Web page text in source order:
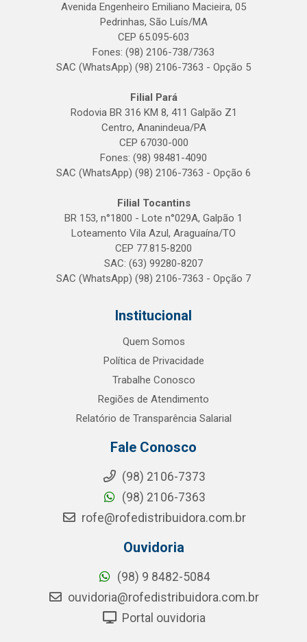
Avenida Engenheiro Emiliano Macieira, 05
Pedrinhas, São Luís/MA
CEP 65.095-603
Fones: (98) 2106-738/7363
SAC (WhatsApp) (98) 2106-7363 - Opção 5
Filial Pará
Rodovia BR 316 KM 8, 411 Galpão Z1
Centro, Ananindeua/PA
CEP 67030-000
Fones: (98) 98481-4090
SAC (WhatsApp) (98) 2106-7363 - Opção 6
Filial Tocantins
BR 153, n°1800 - Lote n°029A, Galpão 1
Loteamento Vila Azul, Araguaína/TO
CEP 77.815-8200
SAC: (63) 99280-8207
SAC (WhatsApp) (98) 2106-7363 - Opção 7
Institucional
Quem Somos
Política de Privacidade
Trabalhe Conosco
Regiões de Atendimento
Relatório de Transparência Salarial
Fale Conosco
(98) 2106-7373
(98) 2106-7363
rofe@rofedistribuidora.com.br
Ouvidoria
(98) 9 8482-5084
ouvidoria@rofedistribuidora.com.br
Portal ouvidoria